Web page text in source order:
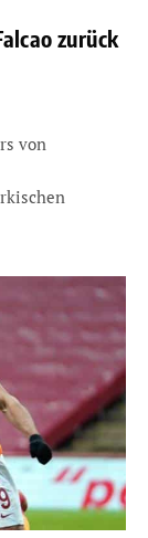
zurück
von